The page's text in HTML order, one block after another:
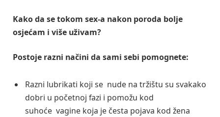
Kako da se tokom sex-a nakon poroda bolje
osjećam i više uživam?
Postoje razni načini da sami sebi pomognete:
Razni lubrikati koji se nude na tržištu su svakako
dobri u početnoj fazi i pomožu kod
suhoće vagine koja je česta pojava kod žena